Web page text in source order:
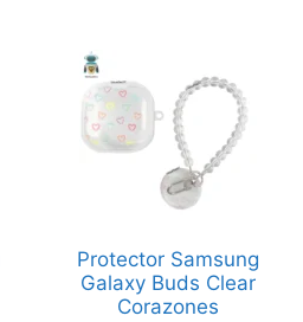
Protector Samsung
Galaxy Buds Clear
Corazones